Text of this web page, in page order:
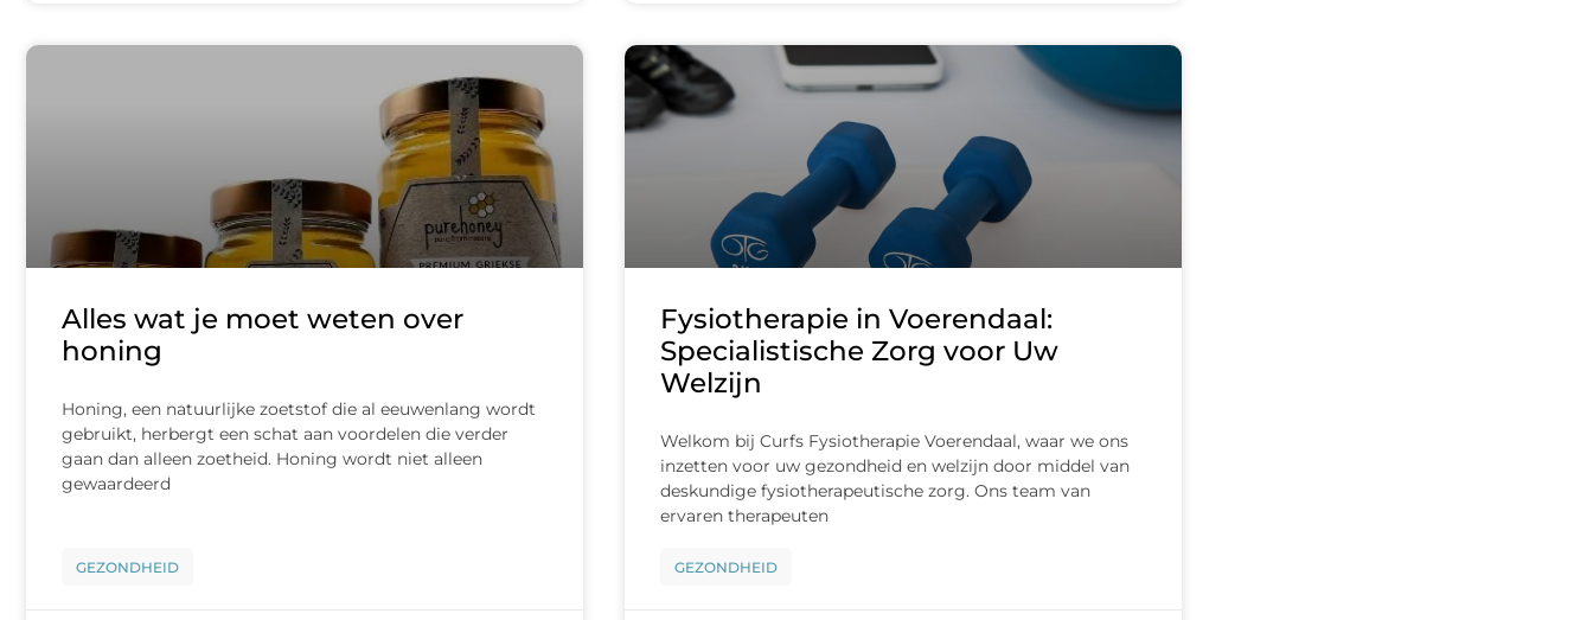
Alles wat je moet weten over
honing
Honing, een natuurlijke zoetstof die al eeuwenlang wordt
gebruikt, herbergt een schat aan voordelen die verder
gaan dan alleen zoetheid. Honing wordt niet alleen
gewaardeerd
GEZONDHEID
Fysiotherapie in Voerendaal:
Specialistische Zorg voor Uw
Welzijn
Welkom bij Curfs Fysiotherapie Voerendaal, waar we ons
inzetten voor uw gezondheid en welzijn door middel van
deskundige fysiotherapeutische zorg. Ons team van
ervaren therapeuten
GEZONDHEID